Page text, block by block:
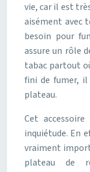
vie, car il est
aisément avec
besoin pour
assure un rôle
tabac partout
fini de fumer,
plateau.
Cet
inquiétude. En
vraiment
plateau de